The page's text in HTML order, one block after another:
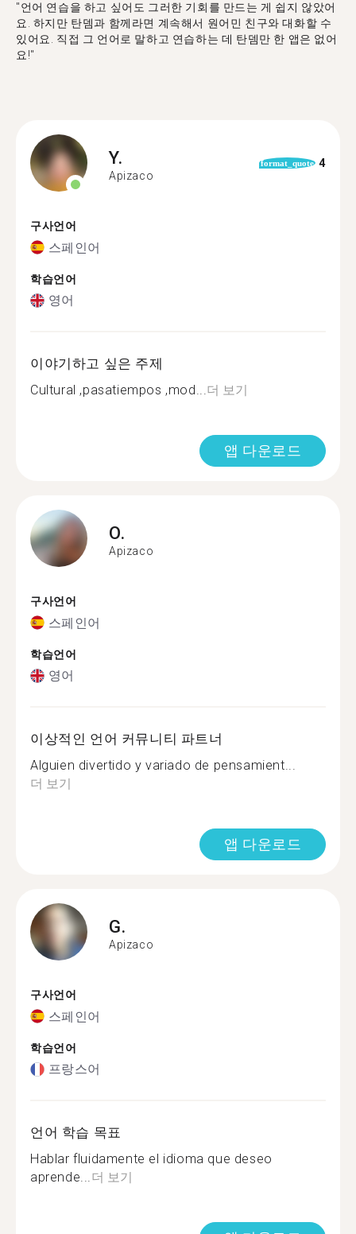
"언어 연습을 하고 싶어도 그러한 기회를 만드는 게 쉽지 않았어
요. 하지만 탄뎀과 함께라면 계속해서 원어민 친구와 대화할 수
있어요. 직접 그 언어로 말하고 연습하는 데 탄뎀만 한 앱은 없어
요!"
Y.
Apizaco
format_quote 4
구사언어
스페인어
학습언어
영어
이야기하고 싶은 주제
Cultural ,pasatiempos ,mod...더 보기
앱 다운로드
O.
Apizaco
구사언어
스페인어
학습언어
영어
이상적인 언어 커뮤니티 파트너
Alguien divertido y variado de pensamient...
더 보기
앱 다운로드
G.
Apizaco
구사언어
스페인어
학습언어
프랑스어
언어 학습 목표
Hablar fluidamente el idioma que deseo
aprende...더 보기